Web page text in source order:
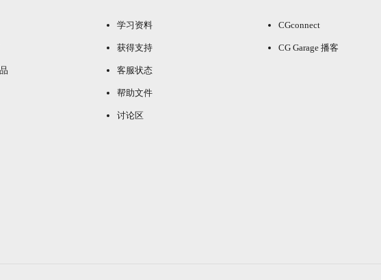
学习资料
获得支持
客服状态
帮助文件
讨论区
CGconnect
CG Garage 播客